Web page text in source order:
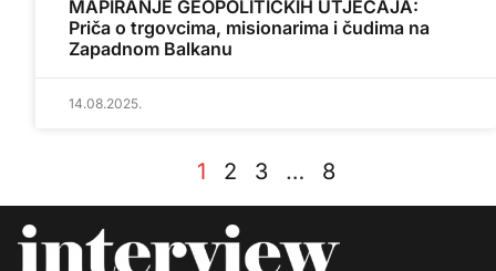
MAPIRANJE GEOPOLITIČKIH UTJECAJA:
Priča o trgovcima, misionarima i čudima na
Zapadnom Balkanu
14.08.2025.
1 2 3 … 8